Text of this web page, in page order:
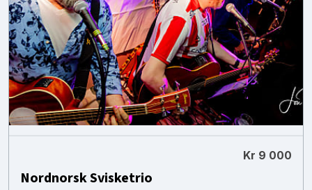
Kr 9 000
Nordnorsk Svisketrio